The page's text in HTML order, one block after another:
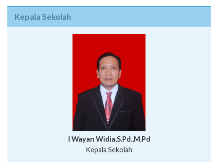
Kepala Sekolah
I Wayan Widia,S.Pd.,M.Pd
Kepala Sekolah